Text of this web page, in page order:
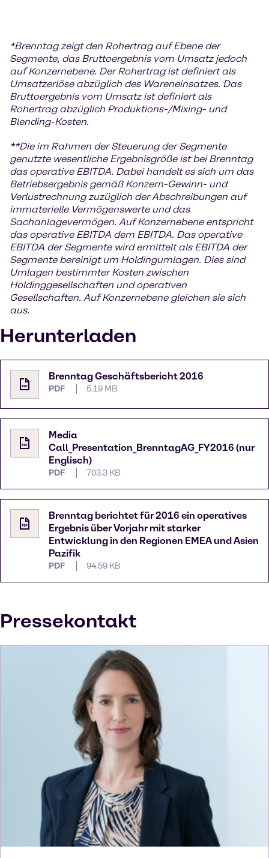
*Brenntag zeigt den Rohertrag auf Ebene der
Segmente, das Bruttoergebnis vom Umsatz jedoch
auf Konzernebene. Der Rohertrag ist definiert als
Umsatzerlöse abzüglich des Wareneinsatzes. Das
Bruttoergebnis vom Umsatz ist definiert als
Rohertrag abzüglich Produktions-/Mixing- und
Blending-Kosten.
**Die im Rahmen der Steuerung der Segmente
genutzte wesentliche Ergebnisgröße ist bei Brenntag
das operative EBITDA. Dabei handelt es sich um das
Betriebsergebnis gemäß Konzern-Gewinn- und
Verlustrechnung zuzüglich der Abschreibungen auf
immaterielle Vermögenswerte und das
Sachanlagevermögen. Auf Konzernebene entspricht
das operative EBITDA dem EBITDA. Das operative
EBITDA der Segmente wird ermittelt als EBITDA der
Segmente bereinigt um Holdingumlagen. Dies sind
Umlagen bestimmter Kosten zwischen
Holdinggesellschaften und operativen
Gesellschaften. Auf Konzernebene gleichen sie sich
aus.
Herunterladen
Brenntag Geschäftsbericht 2016
PDF 5.19 MB
Media
Call_Presentation_BrenntagAG_FY2016 (nur
Englisch)
PDF 703.3 KB
Brenntag berichtet für 2016 ein operatives
Ergebnis über Vorjahr mit starker
Entwicklung in den Regionen EMEA und Asien
Pazifik
PDF 94.59 KB
Pressekontakt